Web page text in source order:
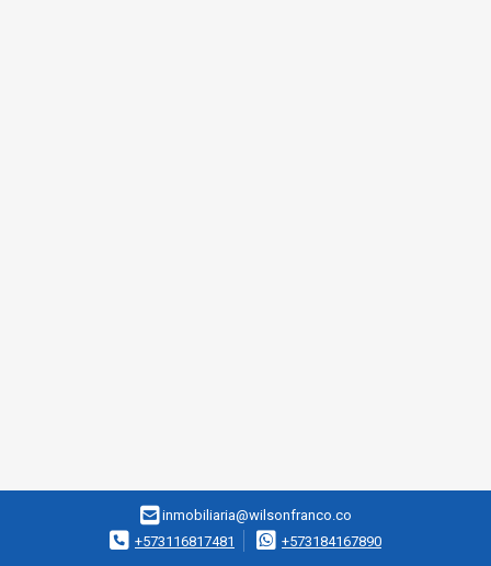
inmobiliaria@wilsonfranco.co
+573116817481
+573184167890